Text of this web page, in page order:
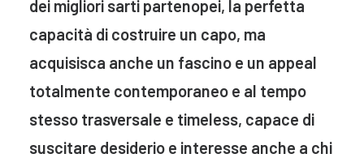
dei migliori sarti partenopei, la perfetta
capacità di costruire un capo, ma
acquisisca anche un fascino e un appeal
totalmente contemporaneo e al tempo
stesso trasversale e timeless, capace di
suscitare desiderio e interesse anche a chi